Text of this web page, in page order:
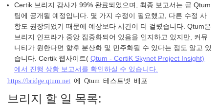
Certik 브리지 감사가 99% 완료되었으며, 최종 보고서는 곧 Qtum
팀에 공개될 예정입니다. 몇 가지 수정이 필요했고, 다른 수정 사
항도 권장되었기 때문에 예상보다 시간이 더 걸렸습니다. Qtum은
브리지 인프라가 중앙 집중화되어 있음을 인지하고 있지만, 커뮤
니티가 원한다면 향후 분산화 및 민주화될 수 있다는 점도 알고 있
습니다. Certik 웹사이트( Qtum - CertiK Skynet Project Insight)
에서 진행 상황 보고서를 확인하실 수 있습니다.
https://bridge.qtum.net 에 Qtum 테스트넷 배포
브리지 할 일 목록: